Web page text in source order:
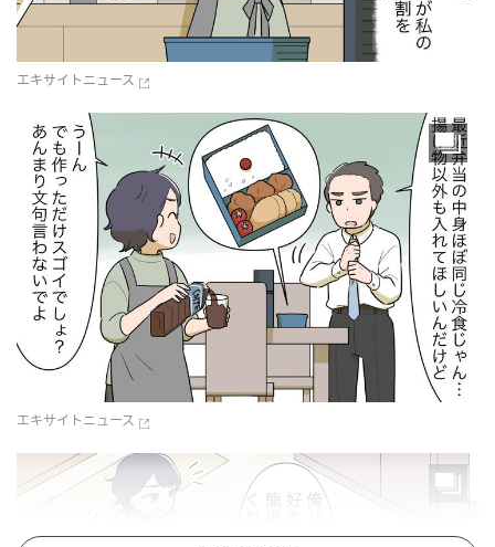
エキサイトニュース
エキサイトニュース